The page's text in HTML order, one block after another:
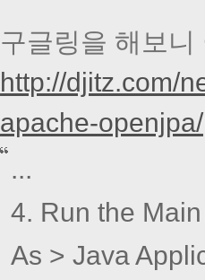
구글링을 해보
http://djitz.com/
apache-openjpa/
...
4. Run the
As > Java